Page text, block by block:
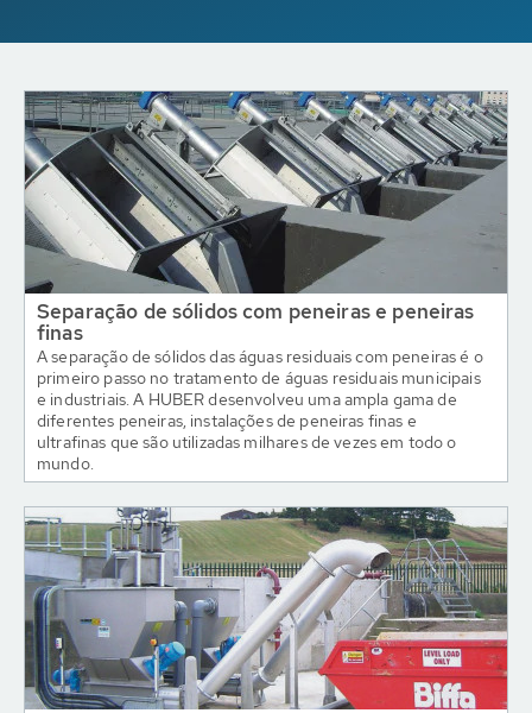
Separação de sólidos com peneiras e peneiras
finas
A separação de sólidos das águas residuais com peneiras é o
primeiro passo no tratamento de águas residuais municipais
e industriais. A HUBER desenvolveu uma ampla gama de
diferentes peneiras, instalações de peneiras finas e
ultrafinas que são utilizadas milhares de vezes em todo o
mundo.